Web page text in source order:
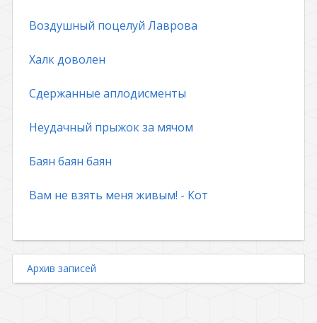
Воздушный поцелуй Лаврова
Халк доволен
Сдержанные аплодисменты
Неудачный прыжок за мячом
Баян баян баян
Вам не взять меня живым! - Кот
Архив записей